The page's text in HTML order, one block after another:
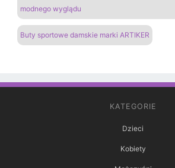
modnego wyglądu
Buty sportowe damskie marki ARTIKER
KATEGORIE
Dzieci
Kobiety